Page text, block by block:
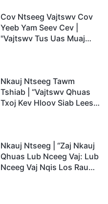
Cov Ntseeg Vajtswv Cov
Yeeb Yam Seev Cev |
"Vajtswv Tus Uas Muaj
Nkauj Ntseeg Tawm
Tshiab | “Vajtswv Qhuas
Txoj Kev Hloov Siab Lees
Nkauj Ntseeg | “Zaj Nkauj
Qhuas Lub Nceeg Vaj: Lub
Nceeg Vaj Nqis Los Rau